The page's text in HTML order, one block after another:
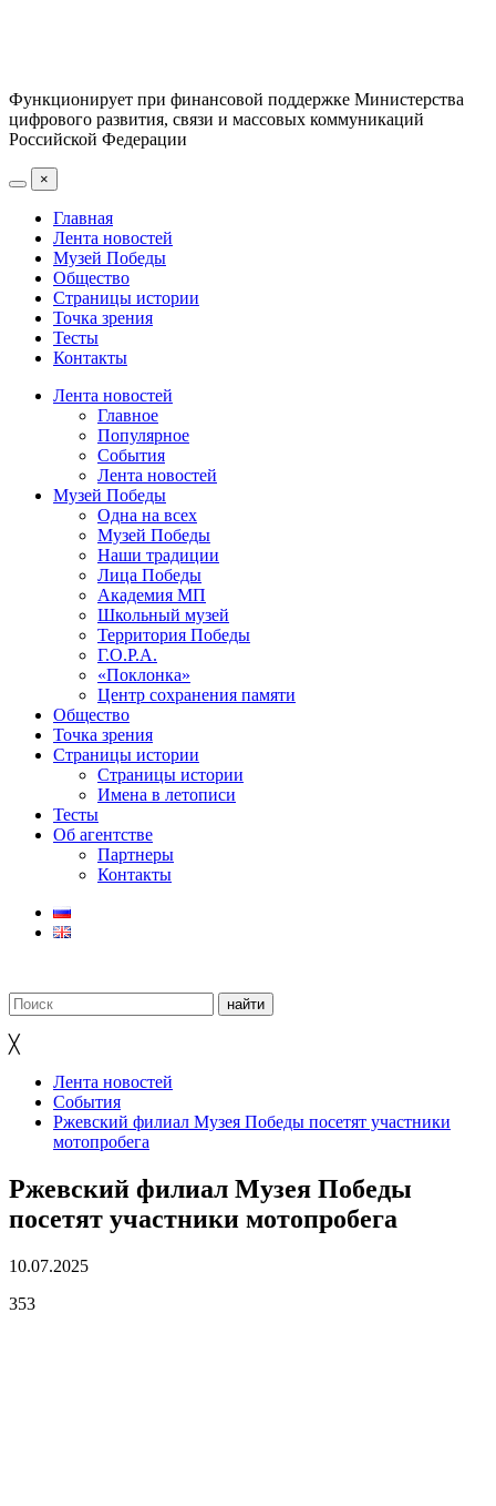
Функционирует при финансовой поддержке Министерства
цифрового развития, связи и массовых коммуникаций
Российской Федерации
×
Главная
Лента новостей
Музей Победы
Общество
Страницы истории
Точка зрения
Тесты
Контакты
Лента новостей
Главное
Популярное
События
Лента новостей
Музей Победы
Одна на всех
Музей Победы
Наши традиции
Лица Победы
Академия МП
Школьный музей
Территория Победы
Г.О.Р.А.
«Поклонка»
Центр сохранения памяти
Общество
Точка зрения
Страницы истории
Страницы истории
Имена в летописи
Тесты
Об агентстве
Партнеры
Контакты
╳
Лента новостей
События
Ржевский филиал Музея Победы посетят участники
мотопробега
Ржевский филиал Музея Победы
посетят участники мотопробега
10.07.2025
353